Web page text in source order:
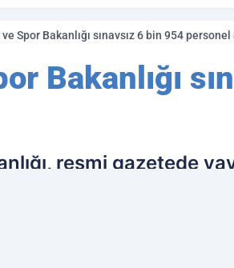
Spor Bakanlığı sınavsız 6 bin 954
Bakanlığı
resmi gazetede